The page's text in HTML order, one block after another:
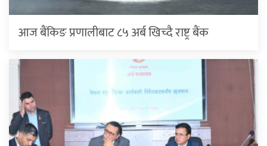
आज बैंकिङ प्रणालीबाट ८५ अर्ब खिच्दै राष्ट्र बैंक